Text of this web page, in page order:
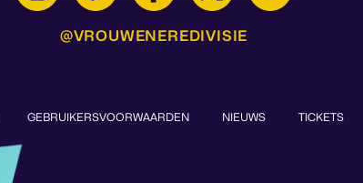
@VROUWENEREDIVISIE
GEBRUIKERSVOORWAARDEN NIEUWS TICKETS